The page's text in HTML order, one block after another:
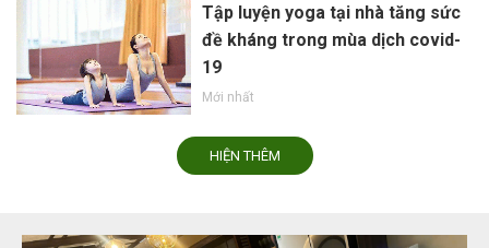
Tập luyện yoga tại nhà tăng sức
đề kháng trong mùa dịch covid-
19
Mới nhất
HIỆN THÊM